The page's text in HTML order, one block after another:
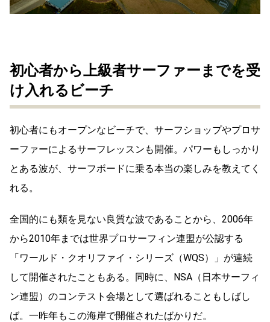
初心者から上級者サーファーまでを受
け入れるビーチ
初心者にもオープンなビーチで、サーフショップやプロサ
ーファーによるサーフレッスンも開催。パワーもしっかり
とある波が、サーフボードに乗る本当の楽しみを教えてく
れる。
全国的にも類を見ない良質な波であることから、2006年
から2010年までは世界プロサーフィン連盟が公認する
「ワールド・クオリファイ・シリーズ（WQS）」が連続
して開催されたこともある。同時に、NSA（日本サーフィ
ン連盟）のコンテスト会場として選ばれることもしばし
ば。一昨年もこの海岸で開催されたばかりだ。